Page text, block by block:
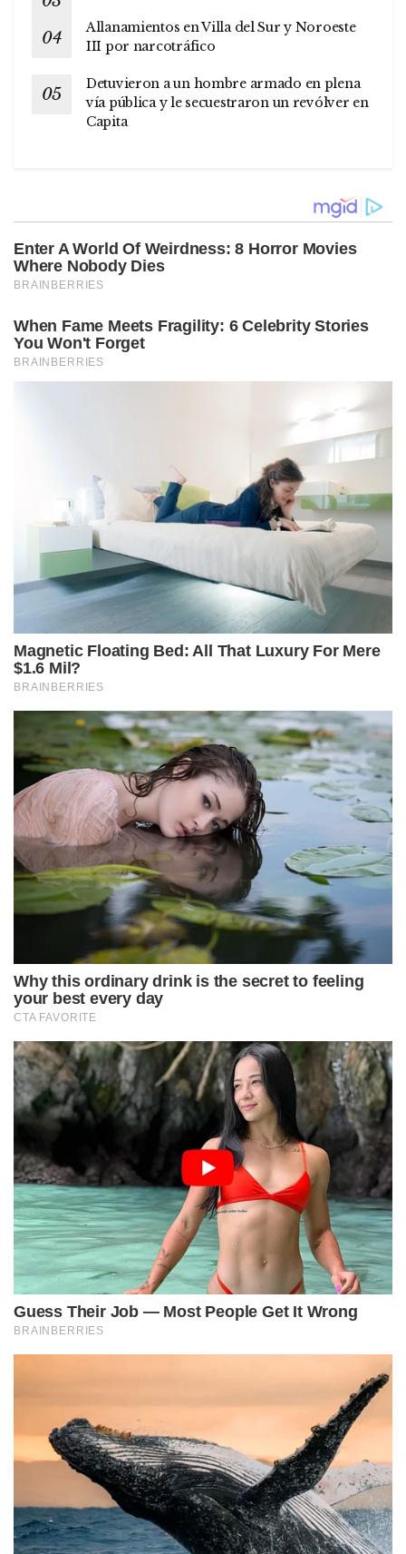
Allanamientos en Villa del Sur y Noroeste
III por narcotráfico
Detuvieron a un hombre armado en plena
vía pública y le secuestraron un revólver en
Capita